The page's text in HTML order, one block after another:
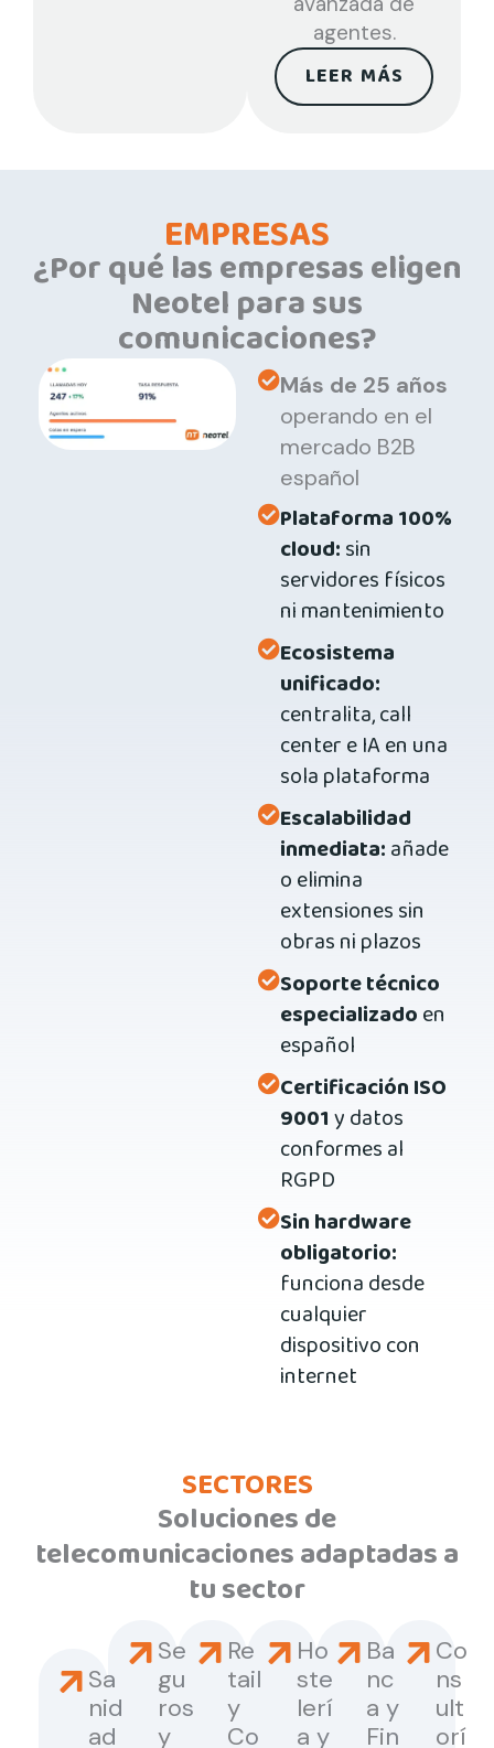
agentes.
LEER MÁS
EMPRESAS
¿Por qué las empresas eligen
Neotel para sus
comunicaciones?
Más de 25 años
operando en el
mercado B2B
español
Plataforma 100%
cloud:sin
servidores físicos
ni mantenimiento
Ecosistema
unificado:
centralita, call
center e IA en una
sola plataforma
Escalabilidad
inmediata:añade
o elimina
extensiones sin
obras ni plazos
Soporte técnico
especializadoen
español
Certificación ISO
9001y datos
conformes al
RGPD
Sin hardware
obligatorio:
funciona desde
cualquier
dispositivo con
internet
SECTORES
Soluciones de
telecomunicaciones adaptadas a
tu sector
Sa
nid
ad
Se
gu
ros
y
Re
tail
y
Co
Ho
ste
lerí
a y
Ba
nc
a y
Fin
Co
ns
ult
orí